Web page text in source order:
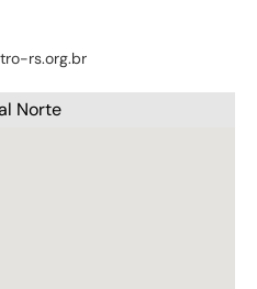
rs.org.br
Norte